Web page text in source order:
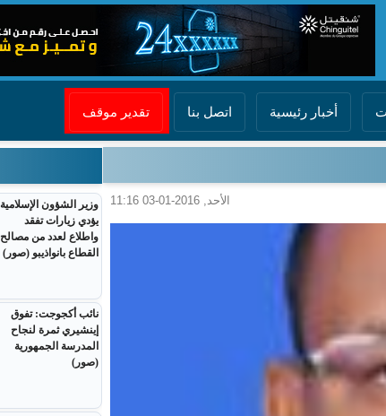
أخبار رئيسية اتصل بنا تقدير موقف
الأحد, 2016-01-03 11:16
وزير الشؤون الإسلامية
يؤدي زيارات تفقد
واطلاع لعدد من مصالح
القطاع بانواذيبو (صور)
نائب أكجوجت: تفوق
إينشيري ثمرة لنجاح
المدرسة الجمهورية
(صور)